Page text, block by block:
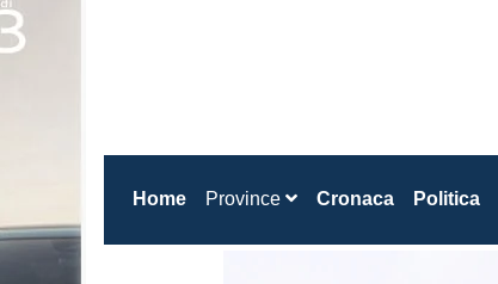
Home(current)
Province Cronaca Politica